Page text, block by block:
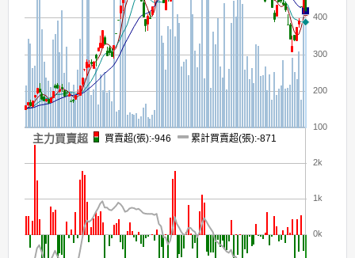
100
200
300
400
0k
1k
2k
主力買賣超 買賣超(張):-946 累計買賣超(張):-871